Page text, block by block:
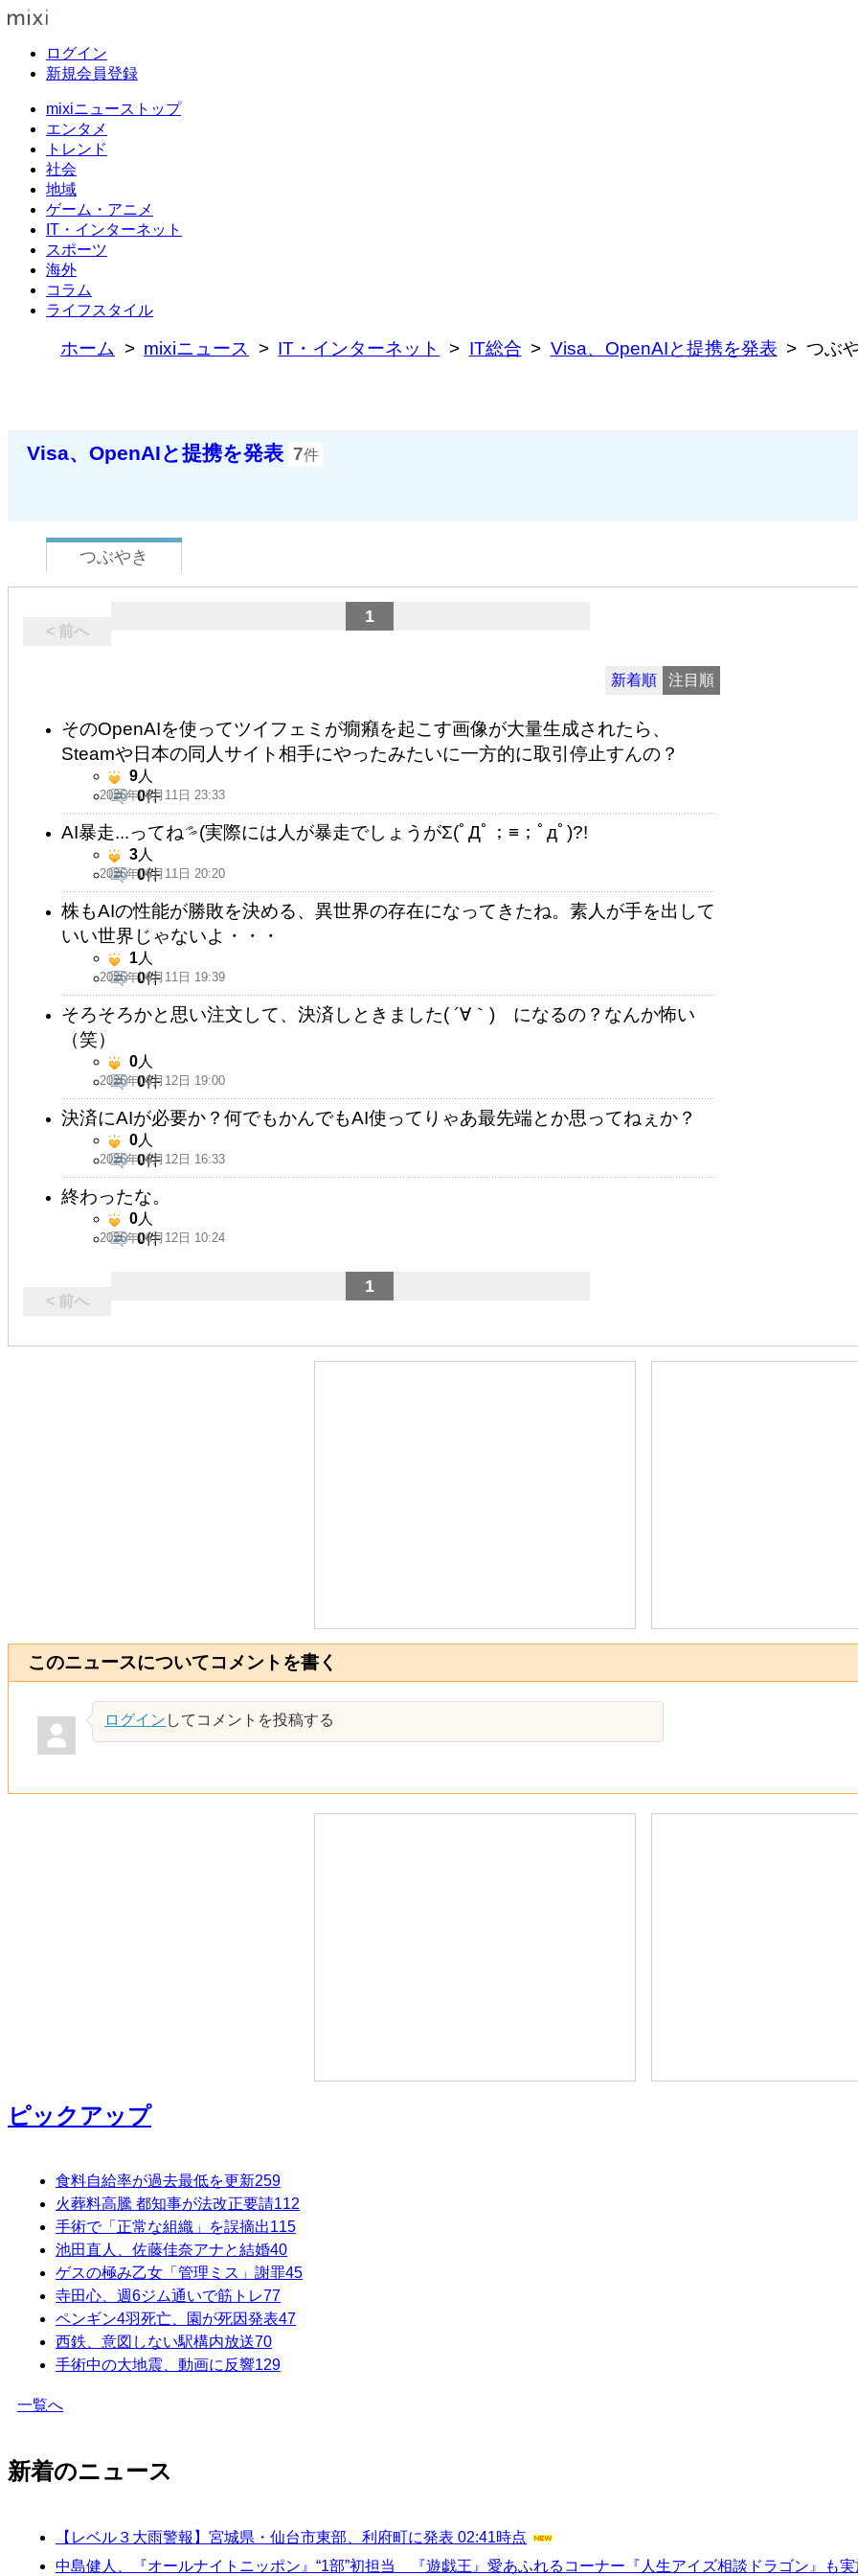
ログイン
新規会員登録
mixiニューストップ
エンタメ
トレンド
社会
地域
ゲーム・アニメ
IT・インターネット
スポーツ
海外
コラム
ライフスタイル
ホーム mixiニュース IT・インターネット IT総合 Visa、OpenAIと提携を発表 つぶ
Visa、OpenAIと提携を発表 7件
つぶやき
< 前へ
1
新着順 注目順
そのOpenAIを使ってツイフェミが癇癪を起こす画像が大量生成されたら、
Steamや日本の同人サイト相手にやったみたいに一方的に取引停止すんの？
2026年06月11日 23:33
9人
0件
AI暴走...ってね (実際には人が暴走でしょうがΣ(ﾟДﾟ；≡；ﾟдﾟ)?!
2026年06月11日 20:20
3人
0件
株もAIの性能が勝敗を決める、異世界の存在になってきたね。素人が手を出して
いい世界じゃないよ・・・
2026年06月11日 19:39
1人
0件
そろそろかと思い注文して、決済しときました( ´∀｀) になるの？なんか怖い
（笑）
2026年06月12日 19:00
0人
0件
決済にAIが必要か？何でもかんでもAI使ってりゃあ最先端とか思ってねぇか？
2026年06月12日 16:33
0人
0件
終わったな。
2026年06月12日 10:24
0人
0件
< 前へ
1
このニュースについてコメントを書く
ログイン してコメントを投稿する
ピックアップ
食料自給率が過去最低を更新259
火葬料高騰 都知事が法改正要請112
手術で「正常な組織」を誤摘出115
池田直人、佐藤佳奈アナと結婚40
ゲスの極み乙女「管理ミス」謝罪45
寺田心、週6ジム通いで筋トレ77
ペンギン4羽死亡、園が死因発表47
西鉄、意図しない駅構内放送70
手術中の大地震、動画に反響129
一覧へ
新着のニュース
【レベル３大雨警報】宮城県・仙台市東部、利府町に発表 02:41時点
中島健人、『オールナイトニッポン』“1部”初担当 『遊戯王』愛あふれるコーナー『人生アイズ相談ドラゴン』も実